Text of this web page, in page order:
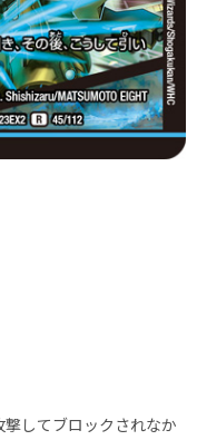
してブロックされなか